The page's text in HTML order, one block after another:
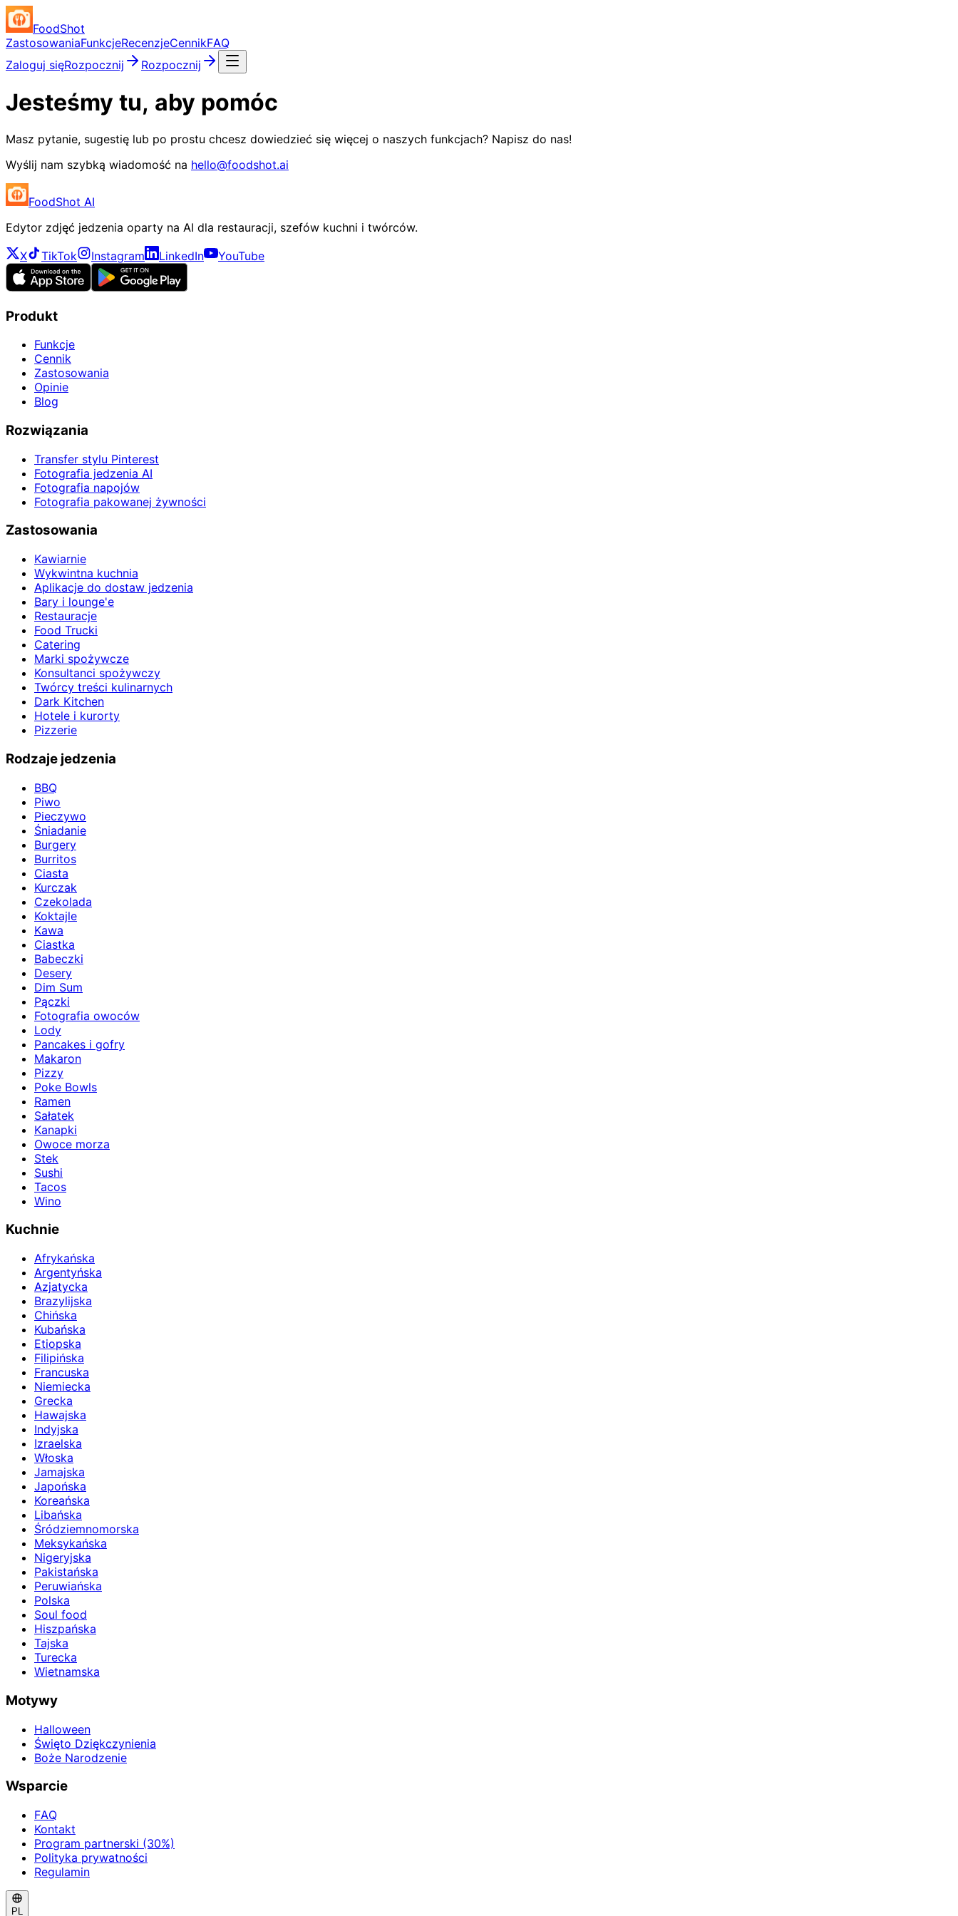
FoodShot
ZastosowaniaFunkcjeRecenzjeCennikFAQ
Zaloguj sięRozpocznij Rozpocznij
Jesteśmy tu, aby pomóc
Masz pytanie, sugestię lub po prostu chcesz dowiedzieć się więcej o naszych funkcjach? Napisz do nas!
Wyślij nam szybką wiadomość na hello@foodshot.ai
FoodShot AI
Edytor zdjęć jedzenia oparty na AI dla restauracji, szefów kuchni i twórców.
X
TikTok Instagram LinkedIn YouTube
Produkt
Funkcje
Cennik
Zastosowania
Opinie
Blog
Rozwiązania
Transfer stylu Pinterest
Fotografia jedzenia AI
Fotografia napojów
Fotografia pakowanej żywności
Zastosowania
Kawiarnie
Wykwintna kuchnia
Aplikacje do dostaw jedzenia
Bary i lounge'e
Restauracje
Food Trucki
Catering
Marki spożywcze
Konsultanci spożywczy
Twórcy treści kulinarnych
Dark Kitchen
Hotele i kurorty
Pizzerie
Rodzaje jedzenia
BBQ
Piwo
Pieczywo
Śniadanie
Burgery
Burritos
Ciasta
Kurczak
Czekolada
Koktajle
Kawa
Ciastka
Babeczki
Desery
Dim Sum
Pączki
Fotografia owoców
Lody
Pancakes i gofry
Makaron
Pizzy
Poke Bowls
Ramen
Sałatek
Kanapki
Owoce morza
Stek
Sushi
Tacos
Wino
Kuchnie
Afrykańska
Argentyńska
Azjatycka
Brazylijska
Chińska
Kubańska
Etiopska
Filipińska
Francuska
Niemiecka
Grecka
Hawajska
Indyjska
Izraelska
Włoska
Jamajska
Japońska
Koreańska
Libańska
Śródziemnomorska
Meksykańska
Nigeryjska
Pakistańska
Peruwiańska
Polska
Soul food
Hiszpańska
Tajska
Turecka
Wietnamska
Motywy
Halloween
Święto Dziękczynienia
Boże Narodzenie
Wsparcie
FAQ
Kontakt
Program partnerski (30%)
Polityka prywatności
Regulamin
PL